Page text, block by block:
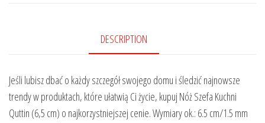
DESCRIPTION
Jeśli lubisz dbać o każdy szczegół swojego domu i śledzić najnowsze
trendy w produktach, które ułatwią Ci życie, kupuj Nóż Szefa Kuchni
Quttin (6,5 cm) o najkorzystniejszej cenie. Wymiary ok.: 6.5 cm/1.5 mm